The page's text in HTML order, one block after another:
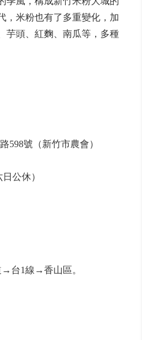
，米粉也有了多重變化，加
芋頭、紅麴、南瓜等，多種
598號（新竹市農會）
公休）
台1線→香山區。